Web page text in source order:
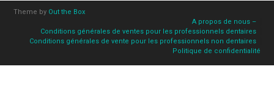
Theme by Out the Box
A propos de nous –
Conditions générales de ventes pour les professionnels dentaires
Conditions générales de vente pour les professionnels non dentaires
Politique de confidentialité